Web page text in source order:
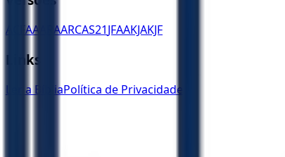
ACFAA ARAARCAS21JFAAKJAKJF
Links
Ler a BíbliaPolítica de Privacidade